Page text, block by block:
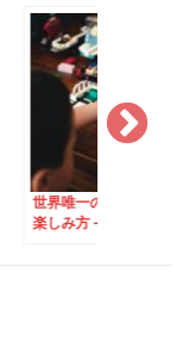
世界唯一のLEGO
圧倒的な魅力